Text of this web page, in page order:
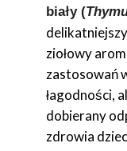
biały (
ziołowy
zastosowań
łagodności,
dobierany
zdrowia